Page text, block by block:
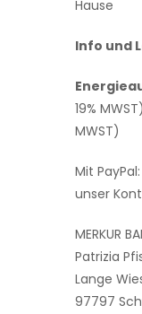
Hause
Info und
19%
MWST)
Mit
unser
MERKUR
Patrizia
Lange
97797